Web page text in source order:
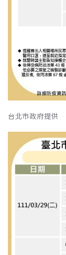
台北市政府提供